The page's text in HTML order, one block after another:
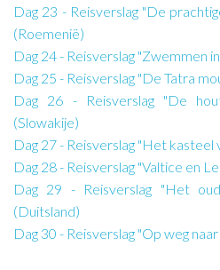
Dag 23 - Reisverslag "De
(Roemenië)
Dag 24 - Reisverslag "Zwemmen
Dag 25 - Reisverslag "De Tatra
Dag 26 - Reisverslag "De
(Slowakije)
Dag 27 - Reisverslag "Het kasteel
Dag 28 - Reisverslag "Valtice en
Dag 29 - Reisverslag "Het
(Duitsland)
Dag 30 - Reisverslag "Op weg